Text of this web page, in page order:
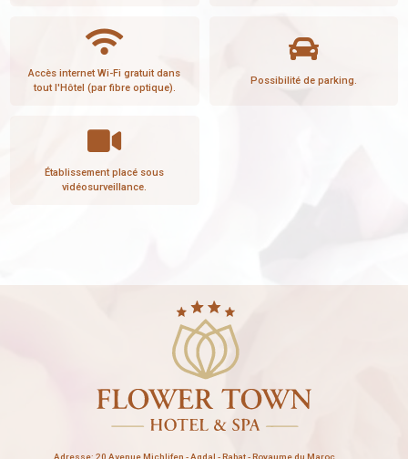
Accès internet Wi-Fi gratuit dans
tout l'Hôtel (par fibre optique).
Possibilité de parking.
Établissement placé sous
vidéosurveillance.
Adresse: 20 Avenue Michlifen - Agdal - Rabat - Royaume du Maroc